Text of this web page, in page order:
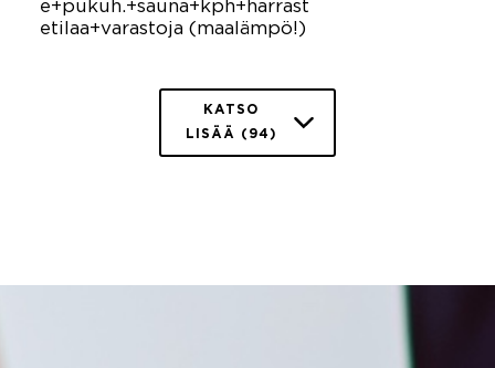
e+pukuh.+sauna+kph+harrast
etilaa+varastoja (maalämpö!)
KATSO
LISÄÄ (94)